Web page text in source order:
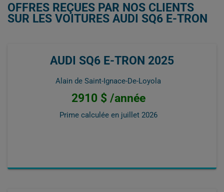
OFFRES REÇUES PAR NOS CLIENTS
SUR LES VOITURES AUDI SQ6 E-TRON
AUDI SQ6 E-TRON 2025
Alain de Saint-Ignace-De-Loyola
2910 $ /année
Prime calculée en juillet 2026